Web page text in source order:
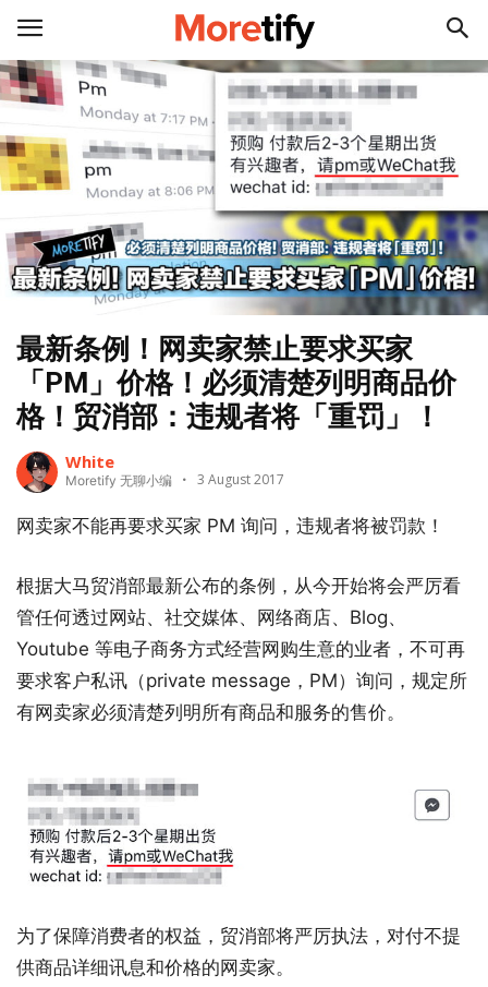
最新条例！网卖家禁止要求买家
「PM」价格！必须清楚列明商品价
格！贸消部：违规者将「重罚」！
White
Moretify 无聊小编 3 August 2017
网卖家不能再要求买家 PM 询问，违规者将被罚款！
根据大马贸消部最新公布的条例，从今开始将会严厉看
管任何透过网站、社交媒体、网络商店、Blog、
Youtube 等电子商务方式经营网购生意的业者，不可再
要求客户私讯（private message，PM）询问，规定所
有网卖家必须清楚列明所有商品和服务的售价。
为了保障消费者的权益，贸消部将严厉执法，对付不提
供商品详细讯息和价格的网卖家。